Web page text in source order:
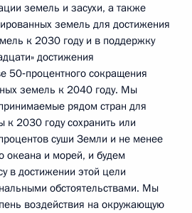
земель и засухи, а также
земель для достижения
к 2030 году и в поддержку
достижения
50‑процентного сокращения
земель к 2040 году. Мы
рядом стран для
к 2030 году сохранить или
суши Земли и не менее
океана и морей, и будем
в достижении этой цели
обстоятельствами. Мы
воздействия на окружающую